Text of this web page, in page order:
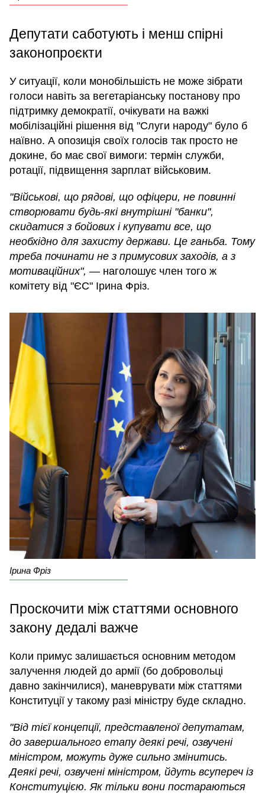
Депутати саботують і менш спірні
законопроєкти
У ситуації, коли монобільшість не може зібрати
голоси навіть за вегетаріанську постанову про
підтримку демократії, очікувати на важкі
мобілізаційні рішення від "Слуги народу" було б
наївно. А опозиція своїх голосів так просто не
докине, бо має свої вимоги: термін служби,
ротації, підвищення зарплат військовим.
"Військові, що рядові, що офіцери, не повинні
створювати будь-які внутрішні "банки",
скидатися з бойових і купувати все, що
необхідно для захисту держави. Це ганьба. Тому
треба починати не з примусових заходів, а з
мотиваційних", — наголошує член того ж
комітету від "ЄС" Ірина Фріз.
Ірина Фріз
Проскочити між статтями основного
закону дедалі важче
Коли примус залишається основним методом
залучення людей до армії (бо добровольці
давно закінчилися), маневрувати між статтями
Конституції у такому разі міністру буде складно.
"Від тієї концепції, представленої депутатам,
до завершального етапу деякі речі, озвучені
міністром, можуть дуже сильно змінитись.
Деякі речі, озвучені міністром, йдуть всупереч із
Конституцією. Як тільки вони постараються